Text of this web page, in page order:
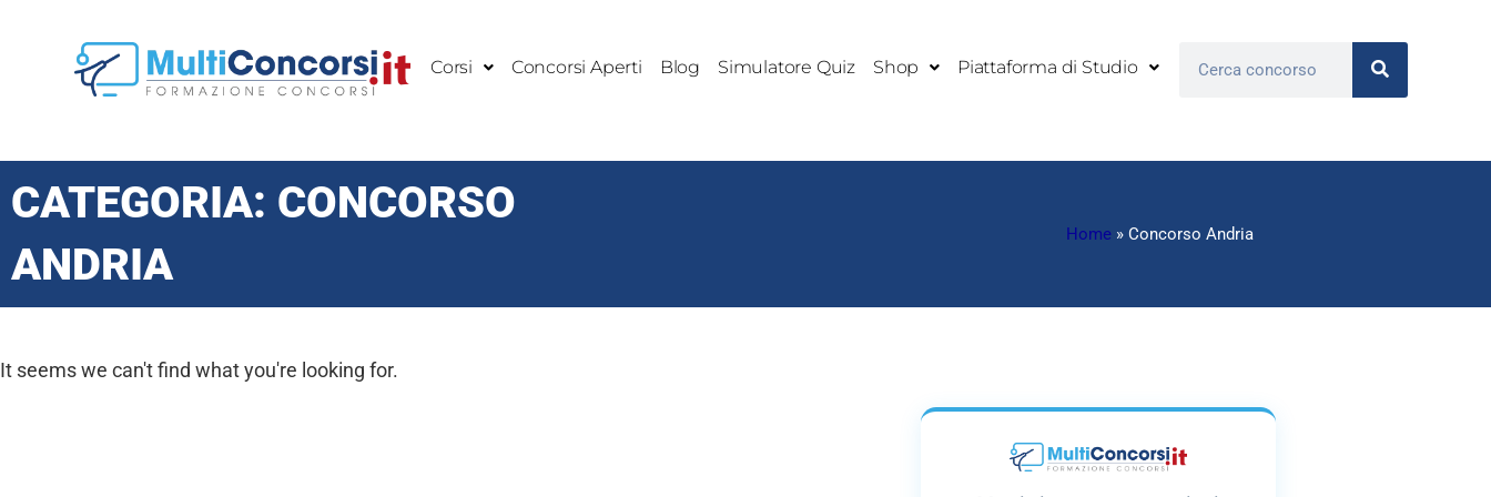
contenuto
Corsi Concorsi Aperti Blog Simulatore Quiz Shop Piattaforma di Studio Cerca
CATEGORIA: CONCORSO
ANDRIA
Home » Concorso Andria
It seems we can't find what you're looking for.